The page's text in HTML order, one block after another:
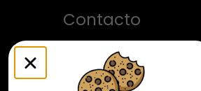
Contacto
+57 321 445 2501
info@bytelink.com.co